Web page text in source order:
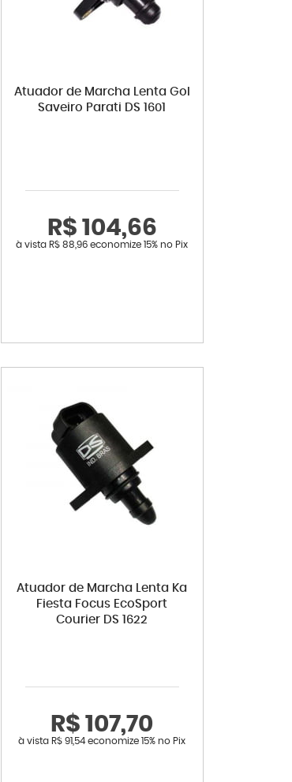
Atuador de Marcha Lenta Gol
Saveiro Parati DS 1601
R$ 104,66
à vista R$ 88,96 economize15% no Pix
Atuador de Marcha Lenta Ka
Fiesta Focus EcoSport
Courier DS 1622
R$ 107,70
à vista R$ 91,54economize 15% no Pix